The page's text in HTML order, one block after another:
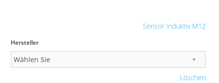
Sensor Induktiv M12
Hersteller
Löschen